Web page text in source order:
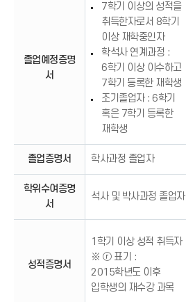
졸업예정증명
서
7학기 이상의 성적을
취득한자로서 8학기
이상 재학중인자
학석사 연계과정 :
6학기 이상 이수하고
7학기 등록한 재학생
조기졸업자 : 6학기
혹은 7학기 등록한
재학생
졸업증명서 학사과정 졸업자
학위수여증명
서
석사 및 박사과정 졸업자
성적증명서
1학기 이상 성적 취득자
※ ⓡ 표기 :
2015학년도 이후
입학생의 재수강 과목